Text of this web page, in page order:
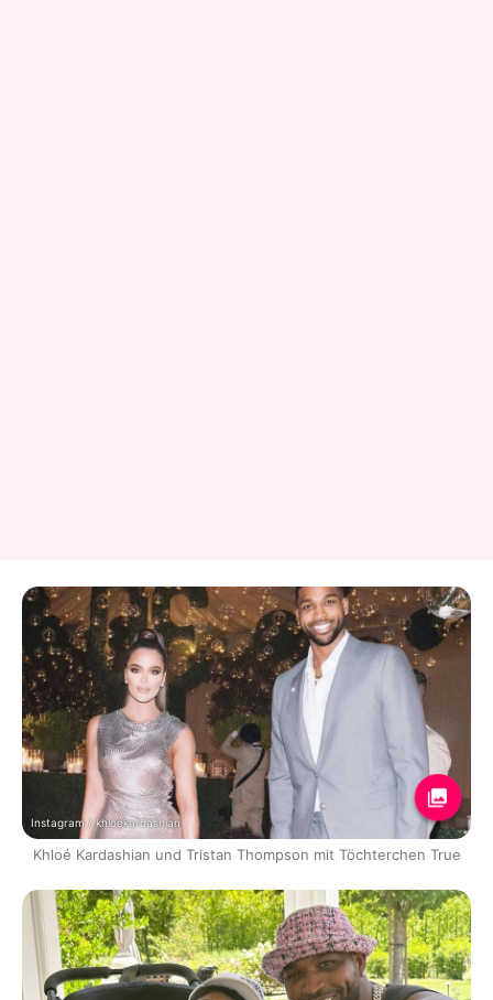
Instagram / khloekardashian
Khloé Kardashian und Tristan Thompson mit Töchterchen True